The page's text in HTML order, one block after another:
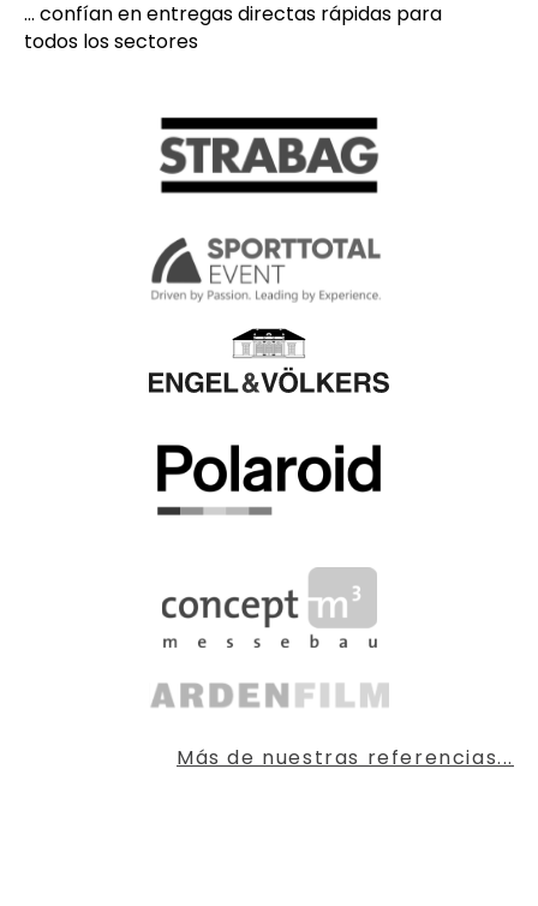
... confían en entregas directas rápidas para
todos los sectores
Más de nuestras referencias...